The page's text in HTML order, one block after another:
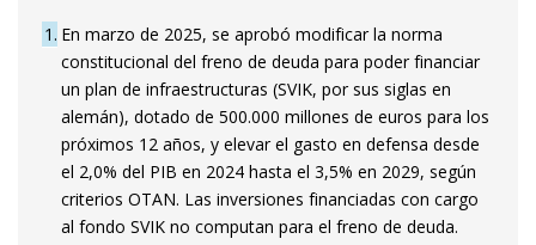
1 En marzo de 2025, se aprobó modificar la norma
constitucional del freno de deuda para poder financiar
un plan de infraestructuras (SVIK, por sus siglas en
alemán), dotado de 500.000 millones de euros para los
próximos 12 años, y elevar el gasto en defensa desde
el 2,0% del PIB en 2024 hasta el 3,5% en 2029, según
criterios OTAN. Las inversiones financiadas con cargo
al fondo SVIK no computan para el freno de deuda.